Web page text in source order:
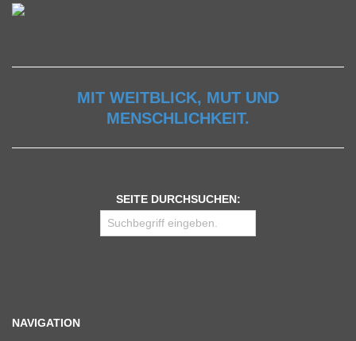
MIT WEITBLICK, MUT UND
MENSCHLICHKEIT.
SEITE DURCHSUCHEN:
NAVIGATION